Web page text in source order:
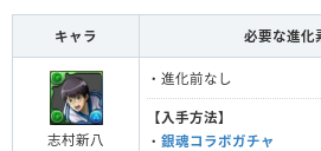
キャラ 必要な進化
志村新八
・進化前なし
【入手方法】
・ 銀魂コラボガチャ